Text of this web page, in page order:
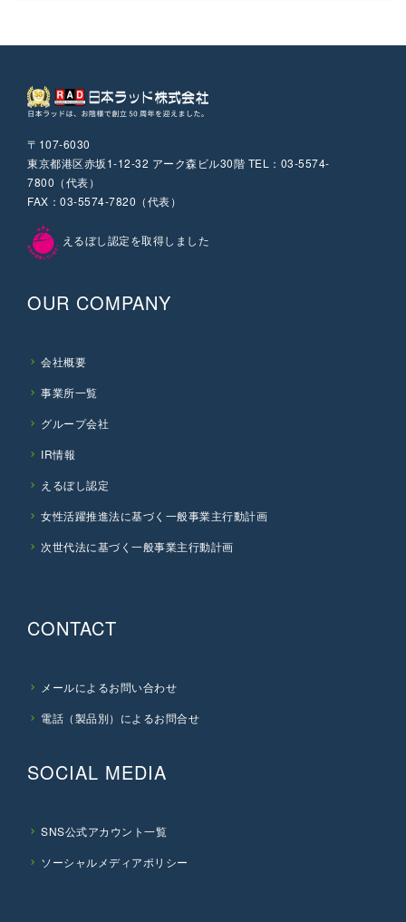
〒107-6030
東京都港区赤坂1-12-32 アーク森ビル30階 TEL：03-5574-
7800（代表）
FAX：03-5574-7820（代表）
えるぼし認定を取得しました
OUR COMPANY
会社概要
事業所一覧
グループ会社
IR情報
えるぼし認定
女性活躍推進法に基づく一般事業主行動計画
次世代法に基づく一般事業主行動計画
CONTACT
メールによるお問い合わせ
電話（製品別）によるお問合せ
SOCIAL MEDIA
SNS公式アカウント一覧
ソーシャルメディアポリシー